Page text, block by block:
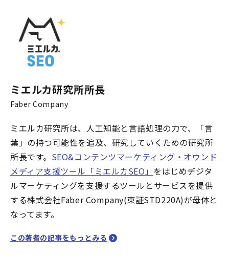
ミエルカ研究所所長
Faber Company
ミエルカ研究所は、人工知能と言語処理の力で、「言
葉」の持つ可能性を追及、研究していくための研究所
所長です。 SEO&コンテンツマーケティング・オウンド
メディア支援ツール「ミエルカSEO」 をはじめデジタ
ルマーケティングを支援するツールとサービスを提供
する株式会社Faber Company(東証STD220A)が母体と
なってます。
この著者の記事をもっとみる